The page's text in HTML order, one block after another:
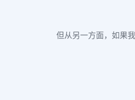
但从另一方面，如果